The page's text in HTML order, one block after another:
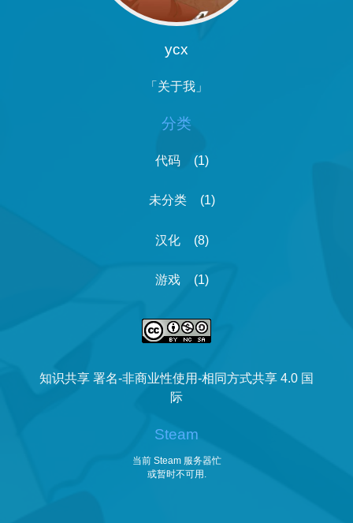
ycx
「关于我」
分类
代码 (1)
未分类 (1)
汉化 (8)
游戏 (1)
知识共享 署名-非商业性使用-相同方式共享 4.0 国
际
Steam
当前 Steam 服务器忙
或暂时不可用.